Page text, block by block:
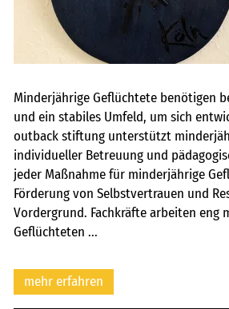
Minderjährige Geflüchtete benötigen
und ein stabiles Umfeld, um sich
outback stiftung unterstützt
individueller Betreuung und
jeder Maßnahme für minderjährige
Förderung von Selbstvertrauen und
Vordergrund. Fachkräfte arbeiten eng
Geflüchteten ...
mehr erfahren